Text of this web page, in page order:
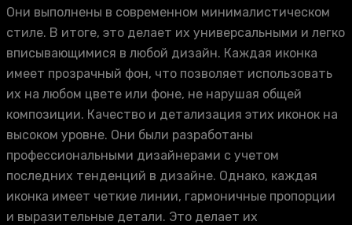
Они выполнены в современном минималистическом
стиле. В итоге, это делает их универсальными и легко
вписывающимися в любой дизайн. Каждая иконка
имеет прозрачный фон, что позволяет использовать
их на любом цвете или фоне, не нарушая общей
композиции. Качество и детализация этих иконок на
высоком уровне. Они были разработаны
профессиональными дизайнерами с учетом
последних тенденций в дизайне. Однако, каждая
иконка имеет четкие линии, гармоничные пропорции
и выразительные детали. Это делает их